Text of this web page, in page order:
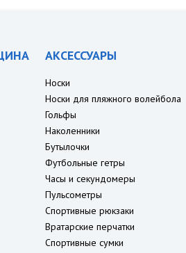
АКСЕССУАРЫ
Носки
Носки для пляжного волейбола
Гольфы
Наколенники
Бутылочки
Футбольные гетры
Часы и секундомеры
Пульсометры
Спортивные рюкзаки
Вратарские перчатки
Спортивные сумки